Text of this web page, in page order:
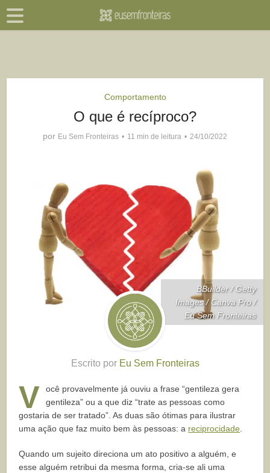
Comportamento
O que é recíproco?
por Eu Sem Fronteiras 11 min de leitura 24/10/2022
BBuilder / Getty
Images / Canva Pro /
Eu Sem Fronteiras
Escrito por Eu Sem Fronteiras
V
ocê provavelmente já ouviu a frase “gentileza gera
gentileza” ou a que diz “trate as pessoas como
gostaria de ser tratado”. As duas são ótimas para ilustrar
uma ação que faz muito bem às pessoas: a reciprocidade.
Quando um sujeito direciona um ato positivo a alguém, e
esse alguém retribui da mesma forma, cria-se ali uma